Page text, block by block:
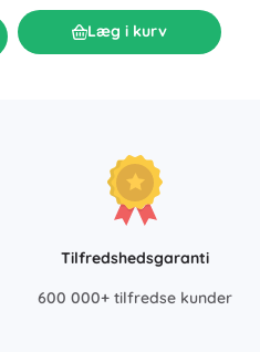
Læg i kurv
Tilfredshedsgaranti
600 000+ tilfredse kunder